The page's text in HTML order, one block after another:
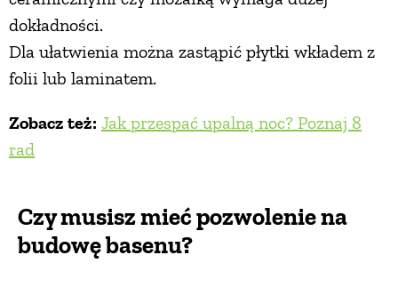
dokładności.
Dla ułatwienia można zastąpić płytki wkładem z
folii lub laminatem.
Zobacz też: Jak przespać upalną noc? Poznaj 8
rad
Czy musisz mieć pozwolenie na
budowę basenu?